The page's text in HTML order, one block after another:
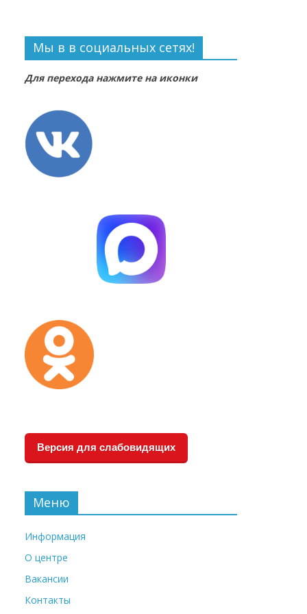
Мы в в социальных сетях!
Для перехода нажмите на иконки
Версия для слабовидящих
Меню
Информация
О центре
Вакансии
Контакты